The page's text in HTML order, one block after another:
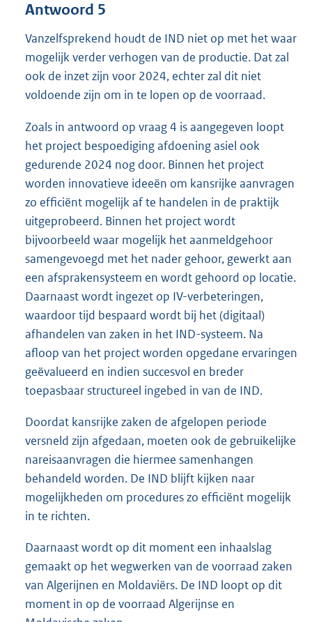
Antwoord 5
Vanzelfsprekend houdt de IND niet op met het waar
mogelijk verder verhogen van de productie. Dat zal
ook de inzet zijn voor 2024, echter zal dit niet
voldoende zijn om in te lopen op de voorraad.
Zoals in antwoord op vraag 4 is aangegeven loopt
het project bespoediging afdoening asiel ook
gedurende 2024 nog door. Binnen het project
worden innovatieve ideeën om kansrijke aanvragen
zo efficiënt mogelijk af te handelen in de praktijk
uitgeprobeerd. Binnen het project wordt
bijvoorbeeld waar mogelijk het aanmeldgehoor
samengevoegd met het nader gehoor, gewerkt aan
een afsprakensysteem en wordt gehoord op locatie.
Daarnaast wordt ingezet op IV-verbeteringen,
waardoor tijd bespaard wordt bij het (digitaal)
afhandelen van zaken in het IND-systeem. Na
afloop van het project worden opgedane ervaringen
geëvalueerd en indien succesvol en breder
toepasbaar structureel ingebed in van de IND.
Doordat kansrijke zaken de afgelopen periode
versneld zijn afgedaan, moeten ook de gebruikelijke
nareisaanvragen die hiermee samenhangen
behandeld worden. De IND blijft kijken naar
mogelijkheden om procedures zo efficiënt mogelijk
in te richten.
Daarnaast wordt op dit moment een inhaalslag
gemaakt op het wegwerken van de voorraad zaken
van Algerijnen en Moldaviërs. De IND loopt op dit
moment in op de voorraad Algerijnse en